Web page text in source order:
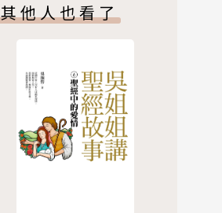
其他人也看了